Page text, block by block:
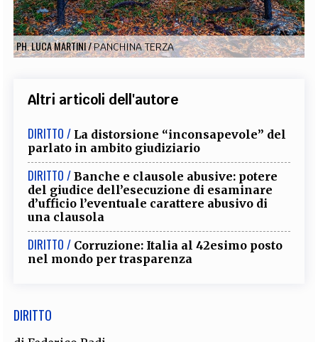
SOCIAL MEDIA
PH. LUCA MARTINI/PANCHINA TERZA
Altri articoli dell'autore
DIRITTO / La distorsione “inconsapevole” del
parlato in ambito giudiziario
DIRITTO / Banche e clausole abusive: potere
del giudice dell’esecuzione di esaminare
d’ufficio l’eventuale carattere abusivo di
una clausola
DIRITTO / Corruzione: Italia al 42esimo posto
nel mondo per trasparenza
DIRITTO